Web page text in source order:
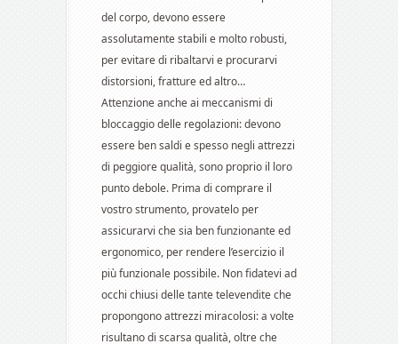
del corpo, devono essere
assolutamente stabili e molto robusti,
per evitare di ribaltarvi e procurarvi
distorsioni, fratture ed altro…
Attenzione anche ai meccanismi di
bloccaggio delle regolazioni: devono
essere ben saldi e spesso negli attrezzi
di peggiore qualità, sono proprio il loro
punto debole. Prima di comprare il
vostro strumento, provatelo per
assicurarvi che sia ben funzionante ed
ergonomico, per rendere l’esercizio il
più funzionale possibile. Non fidatevi ad
occhi chiusi delle tante televendite che
propongono attrezzi miracolosi: a volte
risultano di scarsa qualità, oltre che